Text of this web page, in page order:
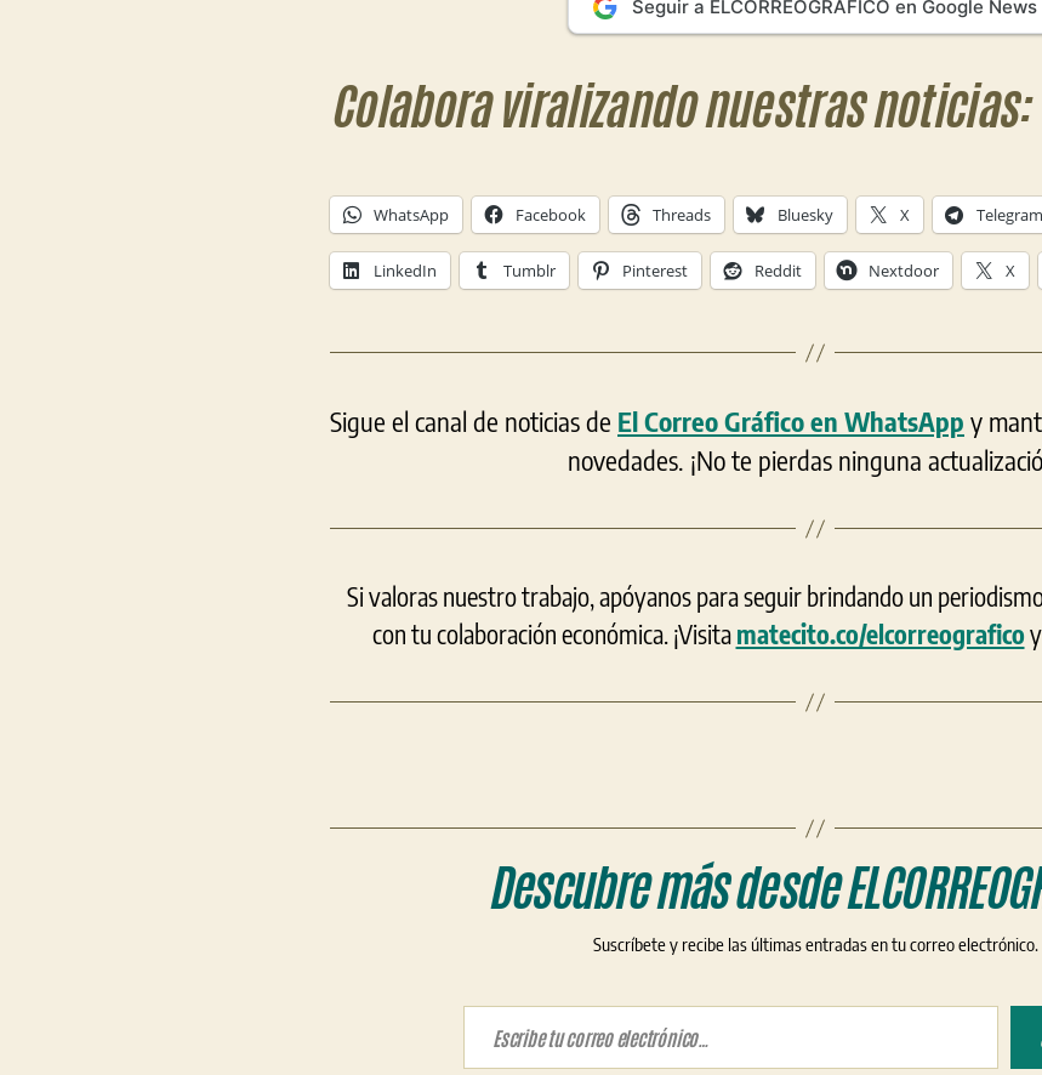
Seguir a ELCORREOGRÁFICO en Google News
Colabora viralizando nuestras noticias:
WhatsApp Facebook Threads Bluesky X Telegram
LinkedIn Tumblr Pinterest Reddit Nextdoor X
Sigue el canal de noticias de El Correo Gráfico en WhatsApp y
novedades. ¡No te pierdas ninguna
Si valoras nuestro trabajo, apóyanos para seguir brindando un
con tu colaboración económica. ¡Visitamatecito.co/elcorreograficoy
Descubre más desde
Suscríbete y recibe las últimas entradas en tu correo electrónico.
Escribe tu correo electrónico…